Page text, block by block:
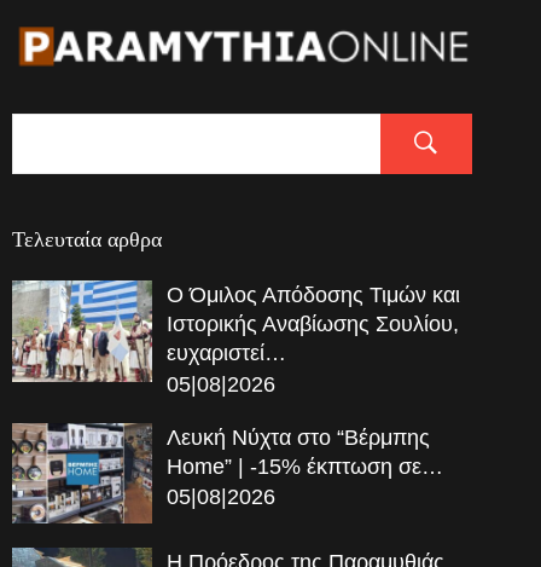
Τελευταία αρθρα
Ο Όμιλος Απόδοσης Τιμών και
Ιστορικής Αναβίωσης Σουλίου,
ευχαριστεί…
05|08|2026
Λευκή Νύχτα στο “Βέρμπης
Home” | -15% έκπτωση σε…
05|08|2026